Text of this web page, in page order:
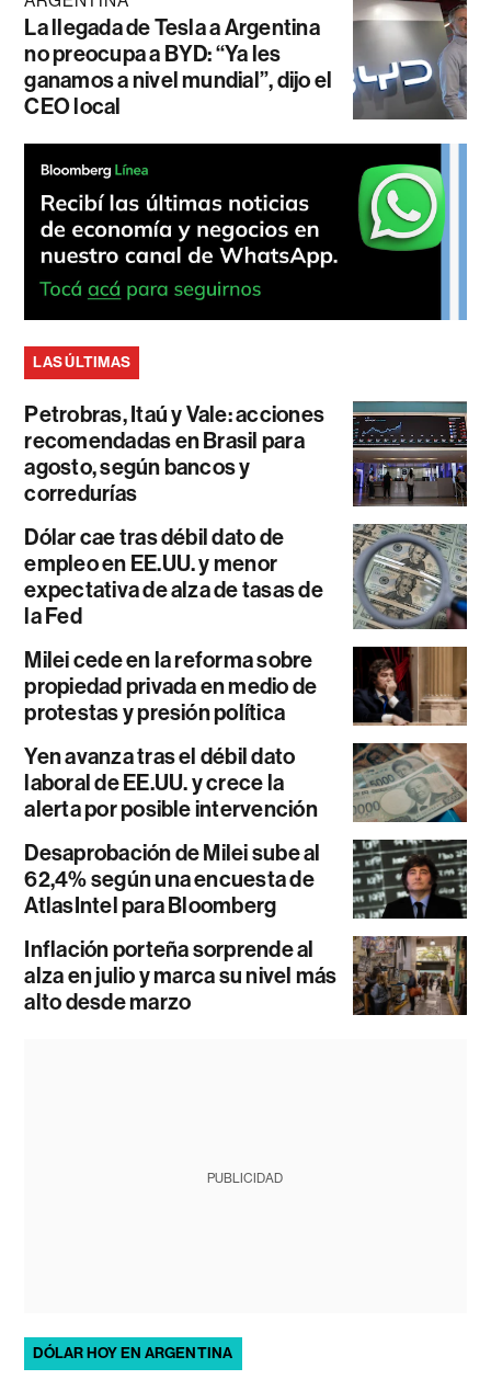
La llegada de Tesla a Argentina
no preocupa a BYD: “Ya les
ganamos a nivel mundial”, dijo el
CEO local
LAS ÚLTIMAS
Petrobras, Itaú y Vale: acciones
recomendadas en Brasil para
agosto, según bancos y
corredurías
Dólar cae tras débil dato de
empleo en EE.UU. y menor
expectativa de alza de tasas de
la Fed
Milei cede en la reforma sobre
propiedad privada en medio de
protestas y presión política
Yen avanza tras el débil dato
laboral de EE.UU. y crece la
alerta por posible intervención
Desaprobación de Milei sube al
62,4% según una encuesta de
AtlasIntel para Bloomberg
Inflación porteña sorprende al
alza en julio y marca su nivel más
alto desde marzo
PUBLICIDAD
DÓLAR HOY EN ARGENTINA